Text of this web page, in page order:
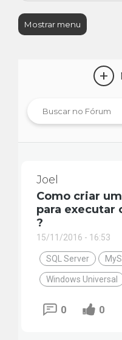
Mostrar menu
+
Joel
Como criar
para executar
?
15/11/2016 - 16:53
SQL Server
Windows Universal
0 0